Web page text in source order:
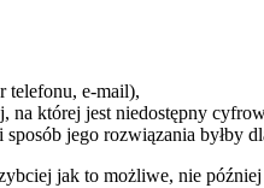
telefonu, e-mail),
na której jest niedostępny
jego rozwiązania byłby
jak to możliwe, nie